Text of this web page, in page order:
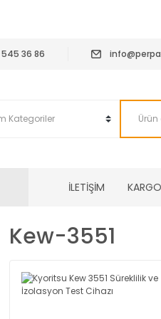
36 86
İLETİŞİM
Kew-3551